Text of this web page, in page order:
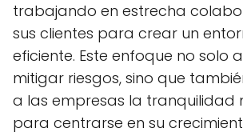
trabajando en estrecha
sus clientes para crear un
eficiente. Este enfoque no solo
mitigar riesgos, sino que
a las empresas la tranquilidad
para centrarse en su